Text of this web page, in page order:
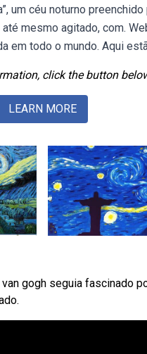
um céu noturno
mesmo agitado, com.
em todo o mundo. Aqui
click the button
LEARN MORE
gogh seguia fascinado